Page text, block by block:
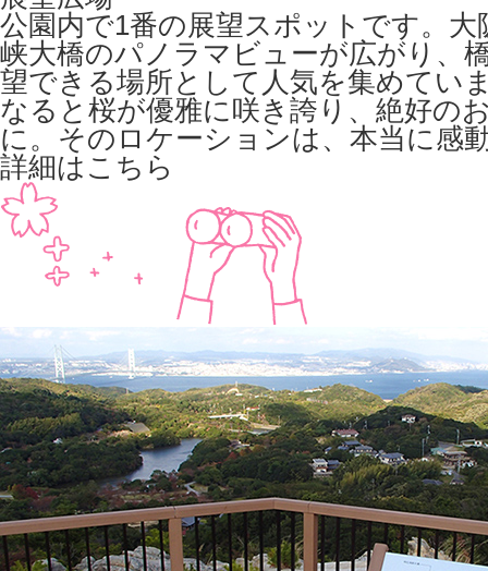
公園内で1番の展望スポットです。大
峡大橋のパノラマビューが広がり、
望できる場所として人気を集めてい
なると桜が優雅に咲き誇り、絶好の
に。そのロケーションは、本当に感
詳細はこちら